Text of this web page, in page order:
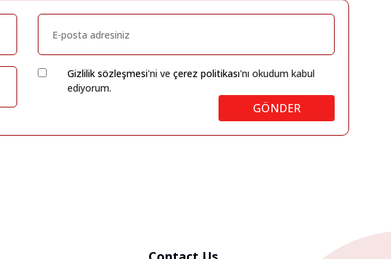
Gizlilik sözleşmesi'ni ve çerez politikası'nı okudum kabul
ediyorum.
GÖNDER